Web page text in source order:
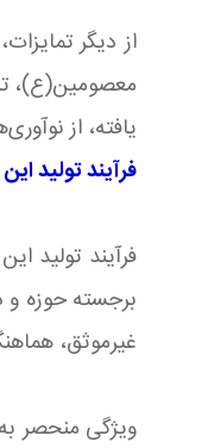
از دیگر
معصومین(ع)،
یافته، از
فرآیند تولید
فرآیند تولید
برجسته حوزه و
غیرموثق،
ویژگی منحصر